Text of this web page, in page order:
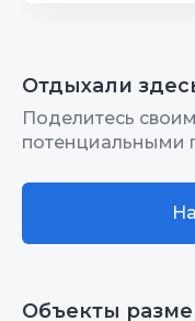
бесплатно.
Валентина
вам спасибо
июня-снова к
Отдыхали
Поделитесь
потенциальными
Объекты